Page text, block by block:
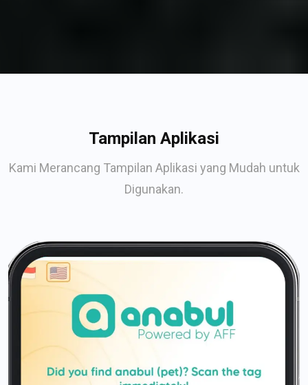
Tampilan Aplikasi
Kami Merancang Tampilan Aplikasi yang Mudah untuk
Digunakan.